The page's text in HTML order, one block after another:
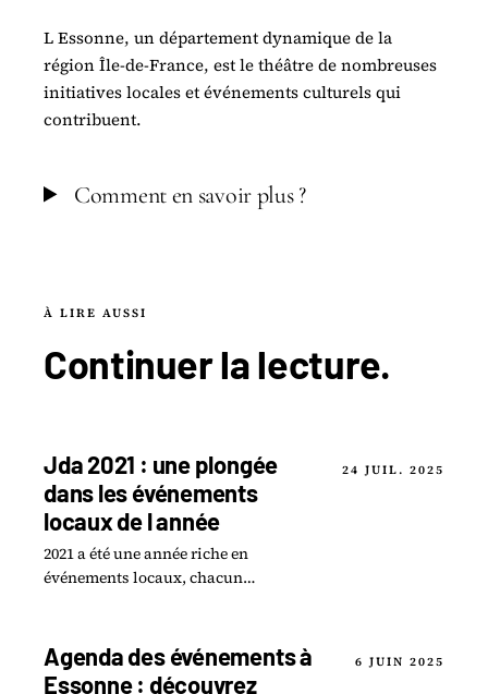
L Essonne, un département dynamique de la
région Île-de-France, est le théâtre de nombreuses
initiatives locales et événements culturels qui
contribuent.
Comment en savoir plus ?
À LIRE AUSSI
Continuer lalecture.
Jda 2021 : une plongée
dans les événements
locaux de l année
2021 a été une année riche en
événements locaux, chacun
nos communautés.
24 JUIL. 2025
Agenda des événements à
Essonne : découvrez
6 JUIN 2025